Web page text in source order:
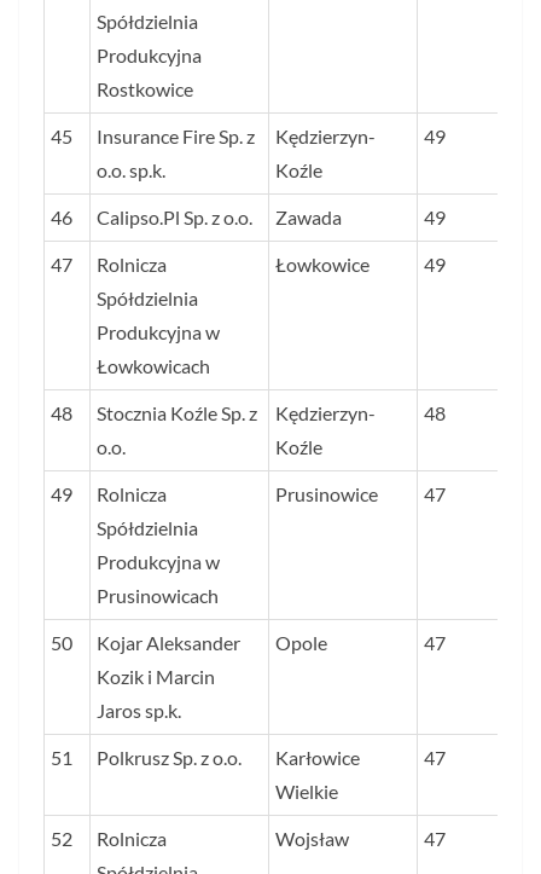
Spółdzielnia
Produkcyjna
Rostkowice
45
Insurance Fire Sp. z
o.o. sp.k.
Kędzierzyn-
Koźle
49
46 Calipso.Pl Sp. z o.o. Zawada 49
47
Rolnicza
Spółdzielnia
Produkcyjna w
Łowkowicach
Łowkowice 49
48
Stocznia Koźle Sp. z
o.o.
Kędzierzyn-
Koźle
48
49
Rolnicza
Spółdzielnia
Produkcyjna w
Prusinowicach
Prusinowice 47
50
Kojar Aleksander
Kozik i Marcin
Jaros sp.k.
Opole 47
51 Polkrusz Sp. z o.o.
Karłowice
Wielkie
47
52
Rolnicza
Wojsław 47